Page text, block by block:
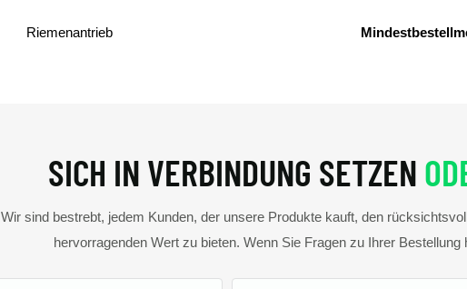
Riemenantrieb
SICH IN VERBINDUNG SETZEN
Wir sind bestrebt, jedem Kunden, der unsere Produkte kauft, den
hervorragenden Wert zu bieten. Wenn Sie Fragen zu Ihrer